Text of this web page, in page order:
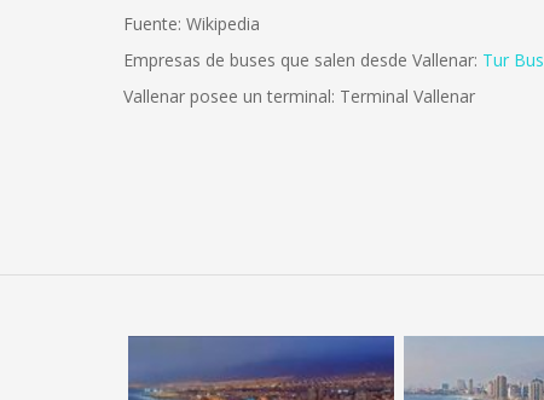
Fuente: Wikipedia
Empresas de buses que salen desde Vallenar: Tur Bus
Vallenar posee un terminal: Terminal Vallenar